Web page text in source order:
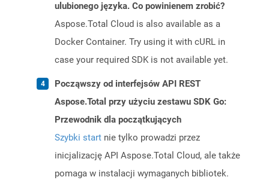
ulubionego języka. Co powinienem zrobić?
Aspose.Total Cloud is also available as a
Docker Container. Try using it with cURL in
case your required SDK is not available yet.
Począwszy od interfejsów API REST
Aspose.Total przy użyciu zestawu SDK Go:
Przewodnik dla początkujących
Szybki start nie tylko prowadzi przez
inicjalizację API Aspose.Total Cloud, ale także
pomaga w instalacji wymaganych bibliotek.